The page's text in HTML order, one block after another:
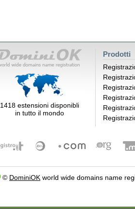
1418 estensioni disponibli
in tutto il mondo
Prodotti
© DominiOK world wide domains name